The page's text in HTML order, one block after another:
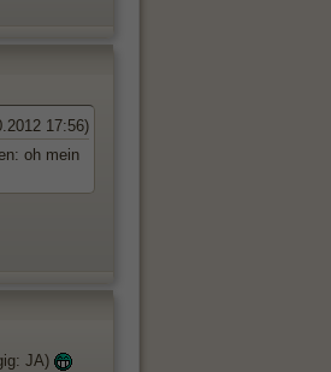
17:56)
oh mein
JA)